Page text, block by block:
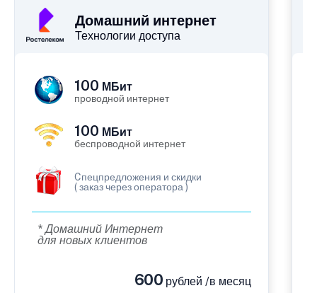
Домашний интернет
Технологии доступа
100 МБит
проводной интернет
100 МБит
беспроводной интернет
Cпецпредложения и скидки
( заказ через оператора )
* Домашний Интернет
для новых клиентов
600 рублей /в месяц